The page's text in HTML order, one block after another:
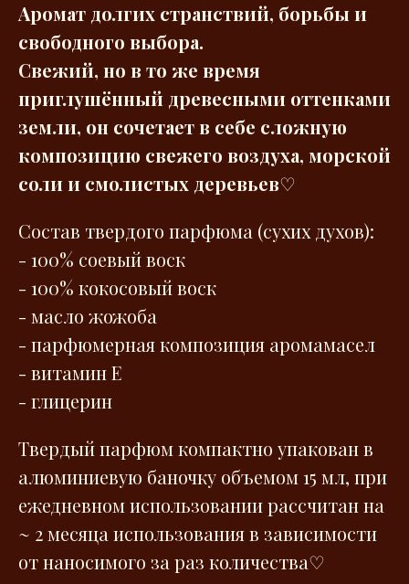
Аромат долгих странствий, борьбы и
свободного выбора.
Свежий, но в то же время
приглушённый древесными оттенками
земли, он сочетает в себе сложную
композицию свежего воздуха, морской
соли и смолистых деревьев♡
Состав твердого парфюма (сухих духов):
- 100% cоевый воск
- 100% кокосовый воск
- масло жожоба
- парфюмерная композиция аромамасел
- витамин E
- глицерин
Твердый парфюм компактно упакован в
алюминиевую баночку объемом 15 мл, при
ежедневном использовании рассчитан на
~ 2 месяца использования в зависимости
от наносимого за раз количества♡